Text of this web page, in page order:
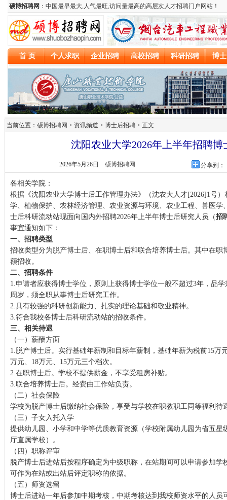
当前位置：硕博招聘网 > 资讯频道 > 博士后招聘 > 正文
沈阳农业大学2026年上半年招聘博
2026年5月26日 硕博招聘网 分享到：
各相关学院：
根据《沈阳农业大学博士后工作管理办法》（沈农大人才[2026]1号
学、植物保护、农林经济管理、农业资源与环境、农业工程、兽医学
士后科研流动站现面向国内外招聘2026年上半年博士后研究人员（招
事宜通知如下：
一、招聘类型
招收类型分为脱产博士后、在职博士后和联合培养博士后。其中在职
额招收。
二、招聘条件
1.申请者应获得博士学位，原则上获得博士学位一般不超过3年，品
周岁，须全职从事博士后研究工作。
2.具有较强的科研创新能力、扎实的理论基础和敬业精神。
3.符合我校各博士后科研流动站的招收条件。
三、相关待遇
（一）薪酬方面
1.脱产博士后。实行基础年薪制和目标年薪制，基础年薪为税前15万
万元、18万元、15万元三个档次。
2.在职博士后。学校不提供薪金，不享受租房补贴。
3.联合培养博士后。经费由工作站负责。
（二）社会保险
学校为脱产博士后缴纳社会保险，享受与学校在职教职工同等福利待
（三）子女入托入学
提供幼儿园、小学和中学等优质教育资源（学校附属幼儿园为省五星
厅直属学校）。
（四）职称评审
脱产博士后进站后按程序确定为中级职称，在站期间可以申请参加学
可作为在站或出站后评定职称的依据。
（五）师资选留
博士后进站一年后参加中期考核，中期考核达到我校师资水平的人员